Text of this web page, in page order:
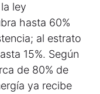
ley
hasta 60%
al estrato
15%. Según
de 80% de
ya recibe